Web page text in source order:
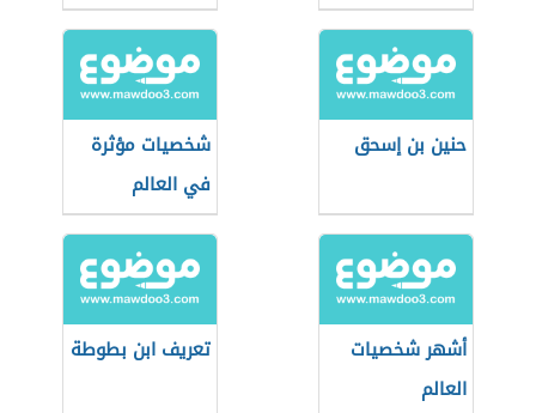
حنين بن إسحق
شخصيات مؤثرة
في العالم
أشهر شخصيات
العالم
تعريف ابن بطوطة